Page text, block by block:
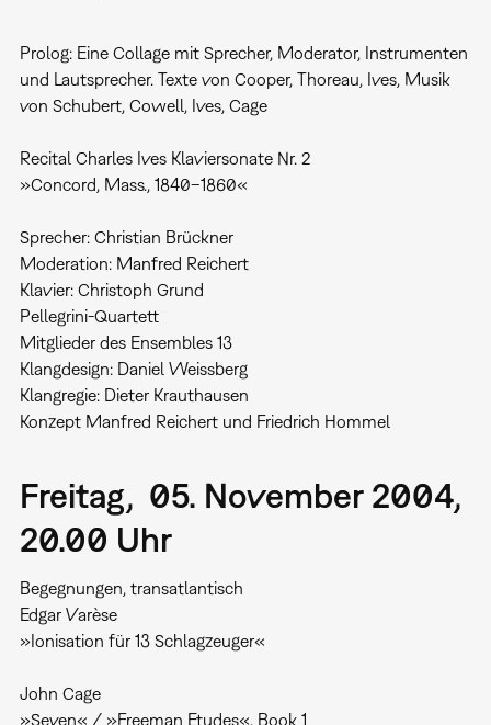
Prolog: Eine Collage mit Sprecher, Moderator, Instrumenten
und Lautsprecher. Texte von Cooper, Thoreau, Ives, Musik
von Schubert, Cowell, Ives, Cage
Recital Charles Ives Klaviersonate Nr. 2
»Concord, Mass., 1840–1860«
Sprecher: Christian Brückner
Moderation: Manfred Reichert
Klavier: Christoph Grund
Pellegrini-Quartett
Mitglieder des Ensembles 13
Klangdesign: Daniel Weissberg
Klangregie: Dieter Krauthausen
Konzept Manfred Reichert und Friedrich Hommel
Freitag, 05. November 2004,
20.00 Uhr
Begegnungen, transatlantisch
Edgar Varèse
»Ionisation für 13 Schlagzeuger«
John Cage
»Seven« / »Freeman Etudes«, Book 1